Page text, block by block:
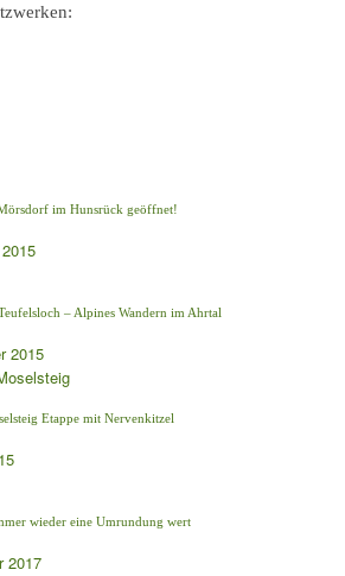
im Hunsrück geöffnet!
– Alpines Wandern im Ahrtal
2015
Etappe mit Nervenkitzel
wieder eine Umrundung wert
2017